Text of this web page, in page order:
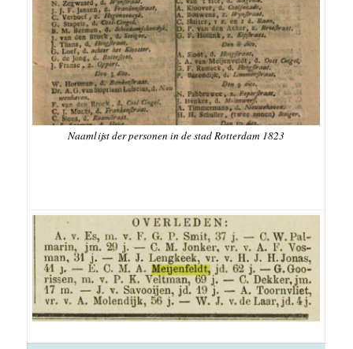
Naamlijst der personen in de stad Rotterdam 1823